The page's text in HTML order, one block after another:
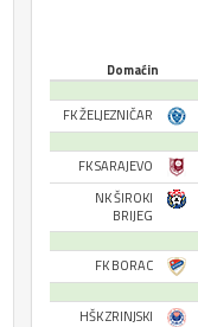
Domaćin
FK ŽELJEZNIČAR
FK SARAJEVO
NK ŠIROKI
BRIJEG
FK BORAC
HŠK ZRINJSKI